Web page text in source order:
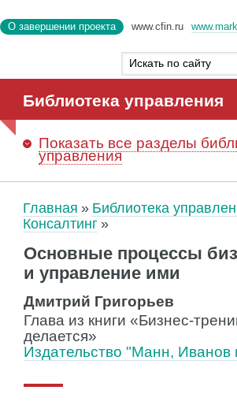
О завершении проекта www.cfin.ru
Библиотека управления
Показать все разделы
управления
Главная
Библиотека
Консалтинг
Основные процессы
и управление ими
Дмитрий Григорьев
Глава из книги «Бизнес-
делается»
Издательство "Манн, Иванов